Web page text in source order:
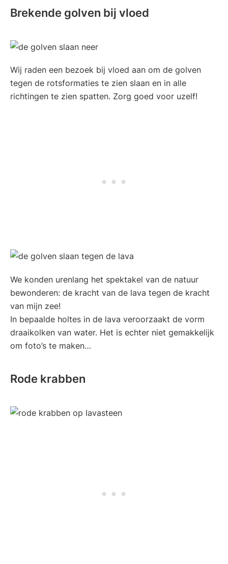
Brekende golven bij vloed
Wij raden een bezoek bij vloed aan om de golven
tegen de rotsformaties te zien slaan en in alle
richtingen te zien spatten. Zorg goed voor uzelf!
We konden urenlang het spektakel van de natuur
bewonderen: de kracht van de lava tegen de kracht
van mijn zee!
In bepaalde holtes in de lava veroorzaakt de vorm
draaikolken van water. Het is echter niet gemakkelijk
om foto’s te maken…
Rode krabben